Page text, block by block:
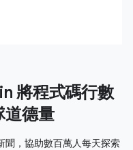
將程式碼行數
道德量
聞，協助數百萬人每天探索